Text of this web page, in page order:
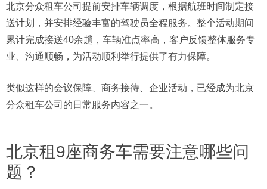
北京分众租车公司提前安排车辆调度，根据航班时间制定接
送计划，并安排经验丰富的驾驶员全程服务。整个活动期间
累计完成接送40余趟，车辆准点率高，客户反馈整体服务专
业、沟通顺畅，为活动顺利举行提供了有力保障。
类似这样的会议保障、商务接待、企业活动，已经成为北京
分众租车公司的日常服务内容之一。
北京租9座商务车需要注意哪些问
题？